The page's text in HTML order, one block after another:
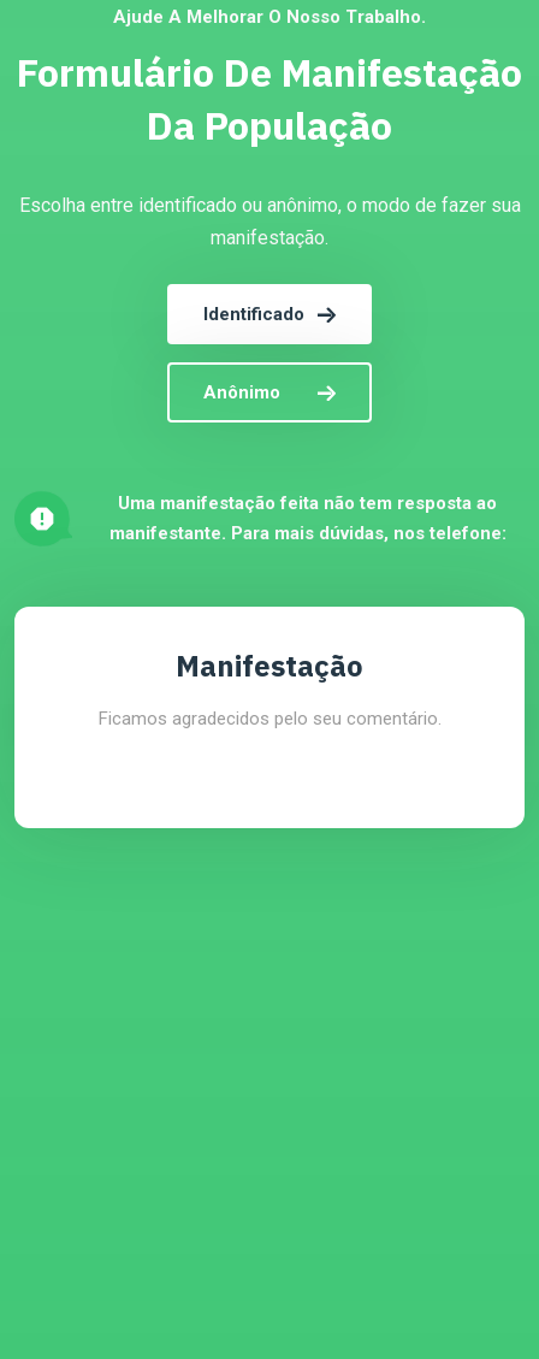
Ajude A Melhorar O Nosso Trabalho.
Formulário De Manifestação
Da População
Escolha entre identificado ou anônimo, o modo de fazer sua
manifestação.
Identificado
Anônimo
Uma manifestação feita não tem resposta ao
manifestante. Para mais dúvidas, nos telefone:
Manifestação
Ficamos agradecidos pelo seu comentário.